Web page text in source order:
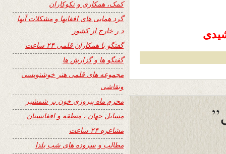
کمک، همکاری و نکوکاران
گرد همایی های افغانها و مشکلات آنها
د ر خارج از کشور
گفتگو با همکاران قلمی ۲۴ ساعت
گفتگو ها و گزارش ها
مجموعه های قلمی هنر خوشنویسی
ونقاشی
محرم ماه پیروزی خون بر شمشیر
مسایل جهان ، منطقه و افغانستان
مشاعره ۲۴ ساعت
مطالب و سروده های شب یلدا